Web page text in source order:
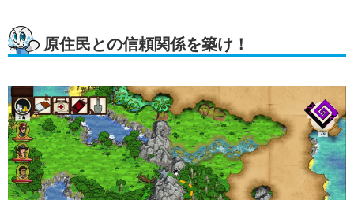
原住民との信頼関係を築け！